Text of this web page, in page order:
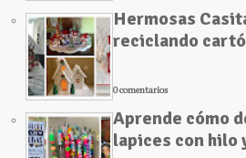
Hermosas
reciclando
0 comentarios
Aprende cómo
lapices con hilo